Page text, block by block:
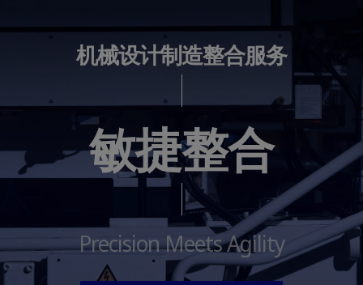
机械设计制造整合服务
敏捷整合
Precision Meets Agility